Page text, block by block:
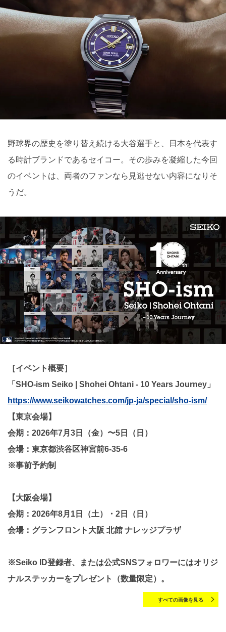
野球界の歴史を塗り替え続ける大谷選手と、日本を代表す
る時計ブランドであるセイコー。その歩みを凝縮した今回
のイベントは、両者のファンなら見逃せない内容になりそ
うだ。
［イベント概要］
「SHO-ism Seiko | Shohei Ohtani - 10 Years Journey」
https://www.seikowatches.com/jp-ja/special/sho-ism/
【東京会場】
会期：2026年7月3日（金）〜5日（日）
会場：東京都渋谷区神宮前6-35-6
※事前予約制
【大阪会場】
会期：2026年8月1日（土）・2日（日）
会場：グランフロント大阪 北館 ナレッジプラザ
※Seiko ID登録者、または公式SNSフォロワーにはオリジ
ナルステッカーをプレゼント（数量限定）。
すべての画像を見る